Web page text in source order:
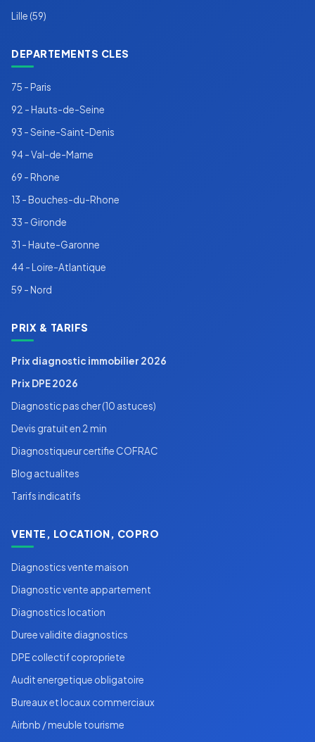
Lille (59)
DEPARTEMENTS CLES
75 - Paris
92 - Hauts-de-Seine
93 - Seine-Saint-Denis
94 - Val-de-Marne
69 - Rhone
13 - Bouches-du-Rhone
33 - Gironde
31 - Haute-Garonne
44 - Loire-Atlantique
59 - Nord
PRIX & TARIFS
Prix diagnostic immobilier 2026
Prix DPE 2026
Diagnostic pas cher (10 astuces)
Devis gratuit en 2 min
Diagnostiqueur certifie COFRAC
Blog actualites
Tarifs indicatifs
VENTE, LOCATION, COPRO
Diagnostics vente maison
Diagnostic vente appartement
Diagnostics location
Duree validite diagnostics
DPE collectif copropriete
Audit energetique obligatoire
Bureaux et locaux commerciaux
Airbnb / meuble tourisme